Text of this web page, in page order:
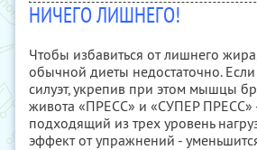
НИЧЕГО ЛИШНЕГО!
Чтобы избавиться от лишнего
обычной диеты недостаточно.
силуэт, укрепив при этом мышцы
живота «ПРЕСС» и «СУПЕР ПРЕСС»
подходящий из трех уровень
эффект от упражнений -